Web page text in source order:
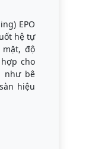
EPO
hệ tự
độ
cho
như bê
hiệu